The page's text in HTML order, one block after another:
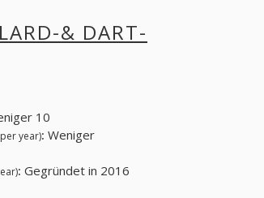
& DART-
10
year): Weniger
: Gegründet in 2016